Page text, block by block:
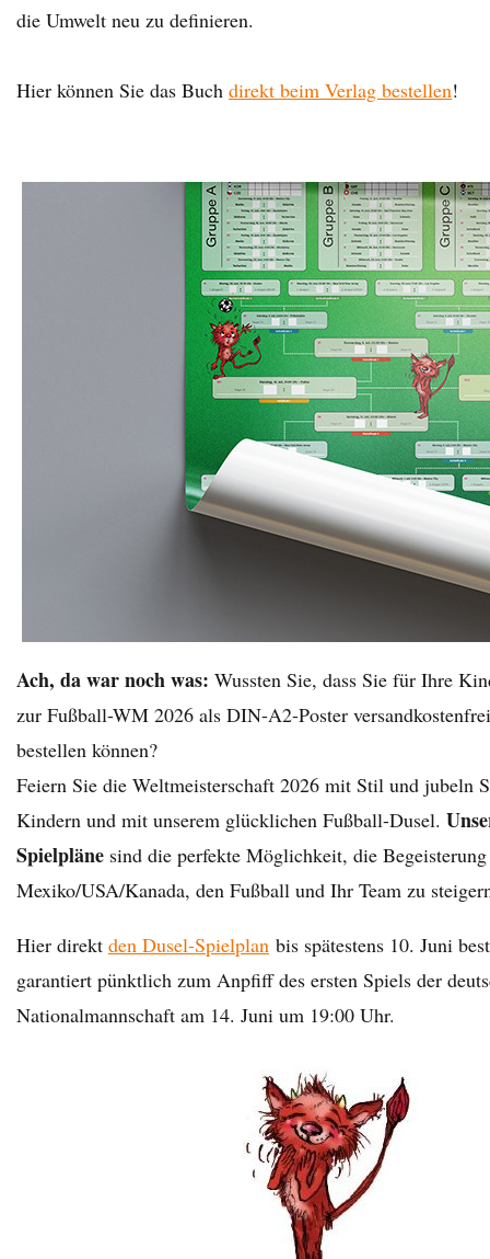
die Umwelt neu zu definieren.
Hier können Sie das Buch direkt beim Verlag bestellen!
Ach, da war noch was: Wussten Sie, dass Sie für Ihre
zur Fußball-WM 2026 als DIN-A2-Poster
bestellen können?
Feiern Sie die Weltmeisterschaft 2026 mit Stil und jubeln
Kindern und mit unserem glücklichen Fußball-Dusel.
Spielpläne sind die perfekte Möglichkeit, die
Mexiko/USA/Kanada, den Fußball und Ihr Team zu
Hier direkt den Dusel-Spielplan bis spätestens 10. Juni
garantiert pünktlich zum Anpfiff des ersten Spiels der
Nationalmannschaft am 14. Juni um 19:00 Uhr.